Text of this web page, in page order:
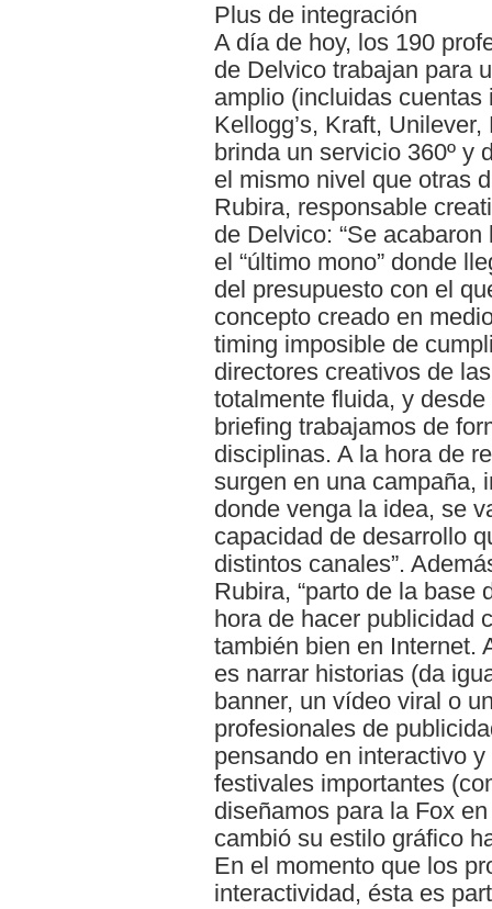
Plus de integración
A día de hoy, los 190
de Delvico trabajan para
amplio (incluidas
Kellogg’s, Kraft,
brinda un servicio 360º y
el mismo nivel que otras
Rubira, responsable
de Delvico: “Se
el “último mono” donde
del presupuesto con el
concepto creado en
timing imposible de
directores creativos de
totalmente fluida, y
briefing trabajamos de
disciplinas. A la hora de
surgen en una campaña,
donde venga la idea, se
capacidad de desarrollo
distintos canales”.
Rubira, “parto de la base
hora de hacer publicidad
también bien en Internet.
es narrar historias (da
banner, un vídeo viral o
profesionales de
pensando en interactivo
festivales importantes
diseñamos para la Fox
cambió su estilo gráfico
En el momento que los
interactividad, ésta es